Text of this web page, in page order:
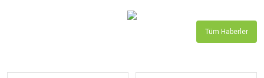
Tüm Haberler